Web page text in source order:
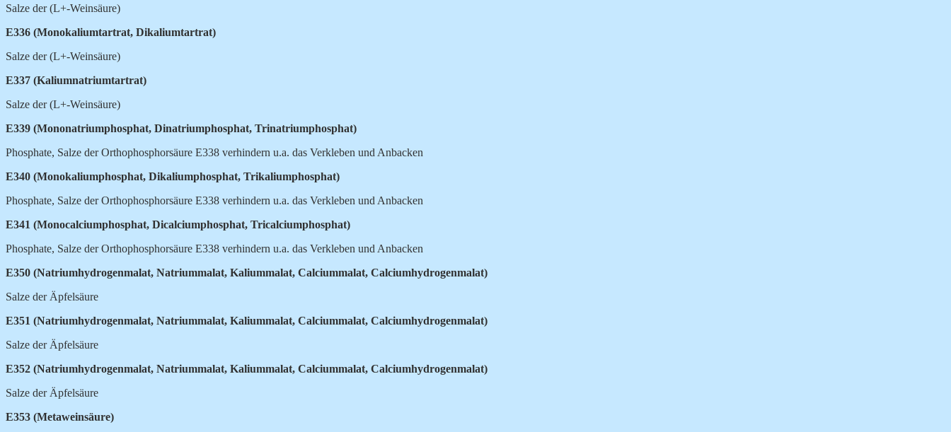
Salze der (L+-Weinsäure)
E336 (Monokaliumtartrat, Dikaliumtartrat)
Salze der (L+-Weinsäure)
E337 (Kaliumnatriumtartrat)
Salze der (L+-Weinsäure)
E339 (Mononatriumphosphat, Dinatriumphosphat, Trinatriumphosphat)
Phosphate, Salze der Orthophosphorsäure E338 verhindern u.a. das Verkleben und Anbacken
E340 (Monokaliumphosphat, Dikaliumphosphat, Trikaliumphosphat)
Phosphate, Salze der Orthophosphorsäure E338 verhindern u.a. das Verkleben und Anbacken
E341 (Monocalciumphosphat, Dicalciumphosphat, Tricalciumphosphat)
Phosphate, Salze der Orthophosphorsäure E338 verhindern u.a. das Verkleben und Anbacken
E350 (Natriumhydrogenmalat, Natriummalat, Kaliummalat, Calciummalat, Calciumhydrogenmalat)
Salze der Äpfelsäure
E351 (Natriumhydrogenmalat, Natriummalat, Kaliummalat, Calciummalat, Calciumhydrogenmalat)
Salze der Äpfelsäure
E352 (Natriumhydrogenmalat, Natriummalat, Kaliummalat, Calciummalat, Calciumhydrogenmalat)
Salze der Äpfelsäure
E353 (Metaweinsäure)